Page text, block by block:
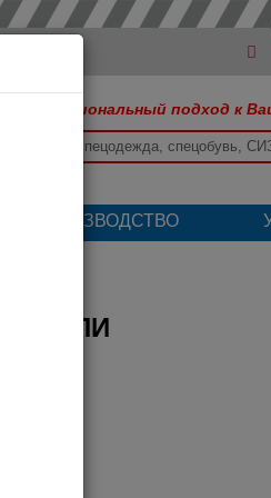
Профессиональный подход к
ПРОИЗВОДСТВО
ВУППИ